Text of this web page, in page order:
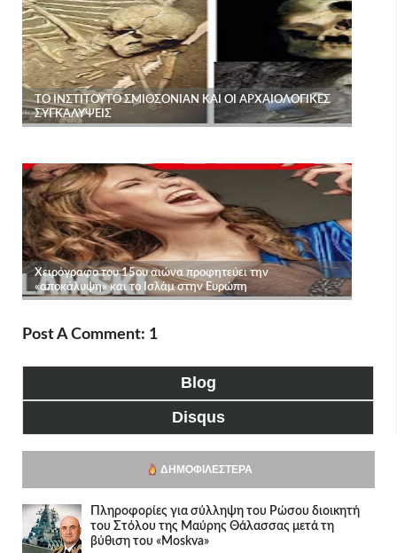
Post A Comment: 1
Blog
Disqus
ΔΗΜΟΦΙΛΈΣΤΕΡΑ
Πληροφορίες για σύλληψη του Ρώσου διοικητή
του Στόλου της Mαύρης Θάλασσας μετά τη
βύθιση του «Moskva»